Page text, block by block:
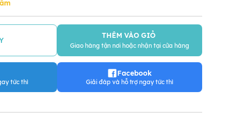
THÊM VÀO GIỎ
Giao hàng tận nơi hoặc nhận tại cửa hàng
tức thì
Facebook
Giải đáp và hỗ trợ ngay tức thì